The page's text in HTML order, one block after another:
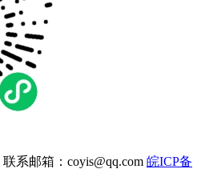
联系邮箱：coyis@qq.com 皖ICP备